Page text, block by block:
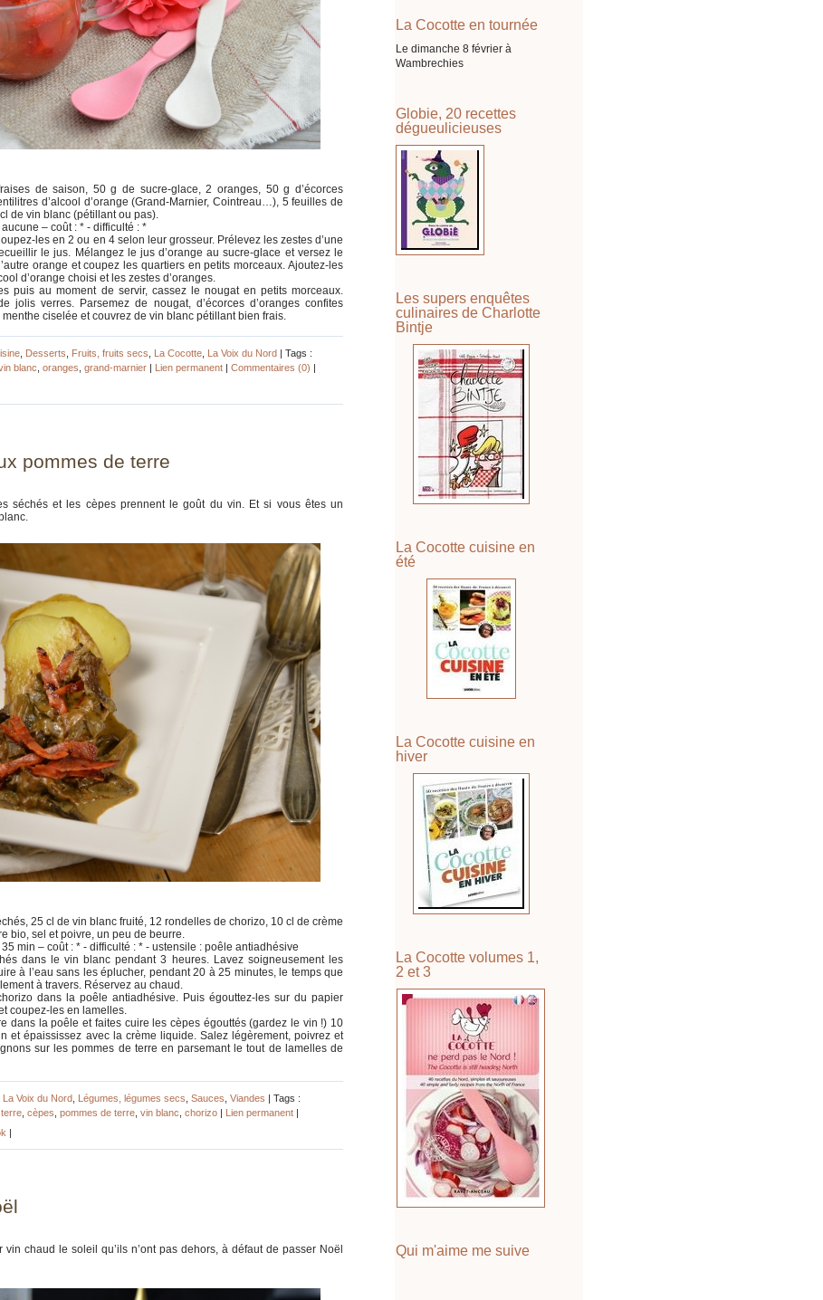
La Cocotte en tournée
Le dimanche 8 février à
Wambrechies
Globie, 20 recettes
dégueulicieuses
Les supers enquêtes
culinaires de Charlotte
Bintje
La Cocotte cuisine en
été
La Cocotte cuisine en
hiver
La Cocotte volumes 1,
2 et 3
Qui m'aime me suive
de saison, 50 g de sucre-glace, 2 oranges, 50 g d’écorces
d’alcool d’orange (Grand-Marnier, Cointreau…), 5 feuilles de
de vin blanc (pétillant ou pas).
– coût : * - difficulté : *
les en 2 ou en 4 selon leur grosseur. Prélevez les zestes d’une
le jus. Mélangez le jus d’orange au sucre-glace et versez le
orange et coupez les quartiers en petits morceaux. Ajoutez-les
d’orange choisi et les zestes d’oranges.
puis au moment de servir, cassez le nougat en petits morceaux.
jolis verres. Parsemez de nougat, d’écorces d’oranges confites
ciselée et couvrez de vin blanc pétillant bien frais.
Desserts Fruits, fruits secs La Cocotte La Voix du Nord | Tags :
blanc oranges grand-marnier | Lien permanent | Commentaires (0) |
pommes de terre
séchés et les cèpes prennent le goût du vin. Et si vous êtes un
25 cl de vin blanc fruité, 12 rondelles de chorizo, 10 cl de crème
bio, sel et poivre, un peu de beurre.
min – coût : * - difficulté : * - ustensile : poêle antiadhésive
dans le vin blanc pendant 3 heures. Lavez soigneusement les
à l’eau sans les éplucher, pendant 20 à 25 minutes, le temps que
à travers. Réservez au chaud.
dans la poêle antiadhésive. Puis égouttez-les sur du papier
coupez-les en lamelles.
dans la poêle et faites cuire les cèpes égouttés (gardez le vin !) 10
et épaississez avec la crème liquide. Salez légèrement, poivrez et
sur les pommes de terre en parsemant le tout de lamelles de
La Voix du Nord Légumes, légumes secs Sauces Viandes | Tags :
cèpes pommes de terre vin blanc chorizo | Lien permanent |
|
chaud le soleil qu’ils n’ont pas dehors, à défaut de passer Noël